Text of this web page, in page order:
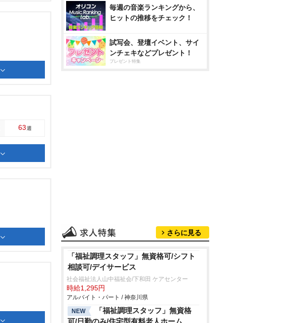
63週
毎週の音楽ランキングから、
ヒットの推移をチェック！
試写会、登壇イベント、サイ
ンチェキなどプレゼント！
プレゼント特集
さらに見る
「福祉調理スタッフ」無資格可/シフト
相談可/デイサービス
社会福祉法人山中福祉会/下和田 ケアセンター
時給1,295円
アルバイト・パート / 神奈川県
NEW
「福祉調理スタッフ」無資格
可/日勤のみ/住宅型有料老人ホーム